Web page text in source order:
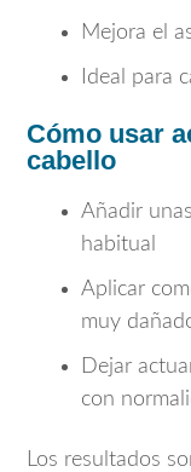
Mejora el
Ideal para
Cómo usar
cabello
Añadir
habitual
Aplicar
muy
Dejar
con
Los resultados